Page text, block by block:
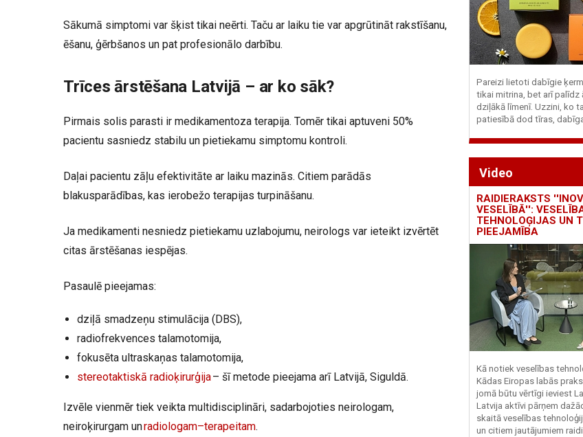
Sākumā simptomi var šķist tikai neērti. Taču ar laiku tie var apgrūtināt rakstīšanu,
ēšanu, ģērbšanos un pat profesionālo darbību.
Trīces ārstēšana Latvijā – ar ko sāk?
Pirmais solis parasti ir medikamentoza terapija. Tomēr tikai aptuveni 50%
pacientu sasniedz stabilu un pietiekamu simptomu kontroli.
Daļai pacientu zāļu efektivitāte ar laiku mazinās. Citiem parādās
blakusparādības, kas ierobežo terapijas turpināšanu.
Ja medikamenti nesniedz pietiekamu uzlabojumu, neirologs var ieteikt izvērtēt
citas ārstēšanas iespējas.
Pasaulē pieejamas:
dziļā smadzeņu stimulācija (DBS),
radiofrekvences talamotomija,
fokusēta ultraskaņas talamotomija,
stereotaktiskā radioķirurģija– šī metode pieejama arī Latvijā, Siguldā.
Izvēle vienmēr tiek veikta multidisciplināri, sadarbojoties neirologam,
neiroķirurgam unradiologam–terapeitam.
Pareizi lietoti dabīgie
tikai mitrina, bet arī palīdz
dziļākā līmenī. Uzzini, ko
patiesībā dod tīras,
Video
RAIDIERAKSTS
VESELĪBĀ'':
TEHNOLOĢIJAS UN
PIEEJAMĪBA
Kā notiek veselības
Kādas Eiropas labās
jomā būtu vērtīgi ieviest
Latvija aktīvi pārņem
skaitā veselības
un citiem jautājumiem